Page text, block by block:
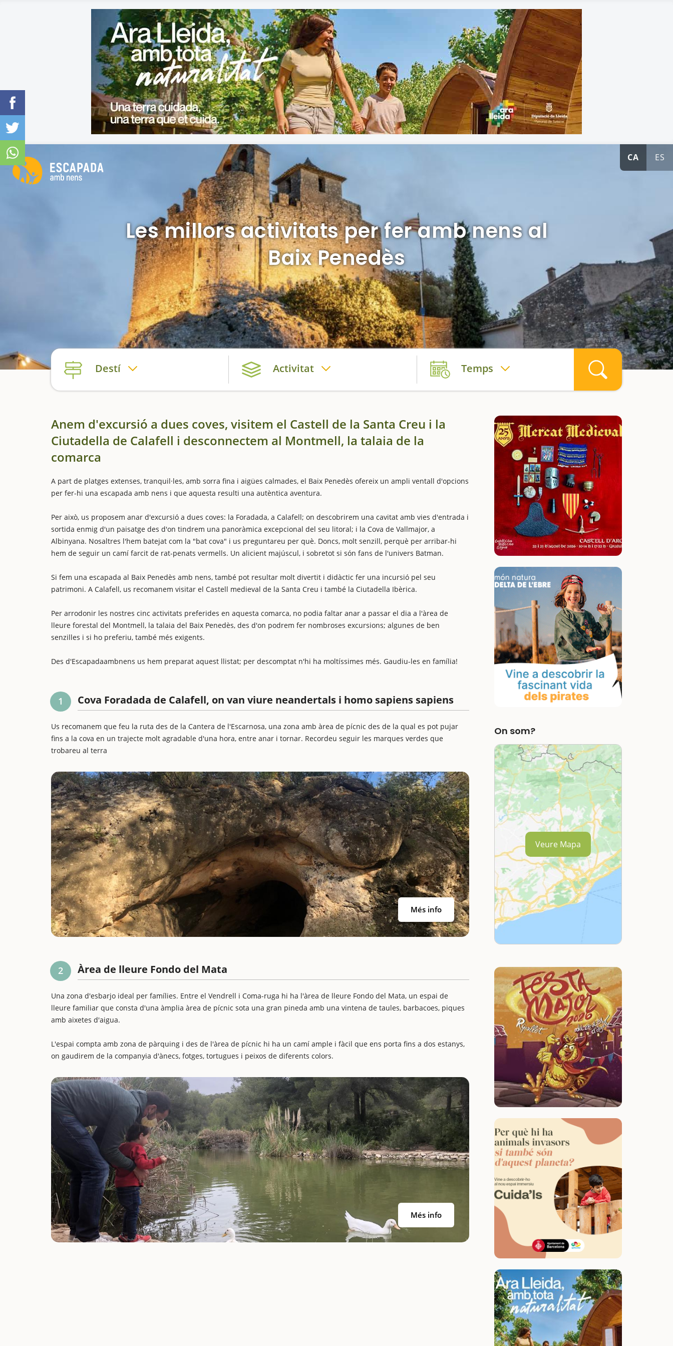
CA ES
Les millors activitats per fer amb nens al
Baix Penedès
Destí Activitat Temps
Anem d'excursió a dues coves, visitem el Castell de la Santa Creu i la
Ciutadella de Calafell i desconnectem al Montmell, la talaia de la
comarca
A part de platges extenses, tranquil·les, amb sorra fina i aigües calmades, el Baix Penedès ofereix un ampli ventall d'opcions
per fer-hi una escapada amb nens i que aquesta resulti una autèntica aventura.
Per això, us proposem anar d'excursió a dues coves: la Foradada, a Calafell; on descobrirem una cavitat amb vies d'entrada i
sortida enmig d'un paisatge des d'on tindrem una panoràmica excepcional del seu litoral; i la Cova de Vallmajor, a
Albinyana. Nosaltres l'hem batejat com la "bat cova" i us preguntareu per què. Doncs, molt senzill, perquè per arribar-hi
hem de seguir un camí farcit de rat-penats vermells. Un alicient majúscul, i sobretot si són fans de l'univers Batman.
Si fem una escapada al Baix Penedès amb nens, també pot resultar molt divertit i didàctic fer una incursió pel seu
patrimoni. A Calafell, us recomanem visitar el Castell medieval de la Santa Creu i també la Ciutadella Ibèrica.
Per arrodonir les nostres cinc activitats preferides en aquesta comarca, no podia faltar anar a passar el dia a l'àrea de
lleure forestal del Montmell, la talaia del Baix Penedès, des d'on podrem fer nombroses excursions; algunes de ben
senzilles i si ho preferiu, també més exigents.
Des d'Escapadaambnens us hem preparat aquest llistat; per descomptat n'hi ha moltíssimes més. Gaudiu-les en família!
1 Cova Foradada de Calafell, on van viure neandertals i homo sapiens sapiens
Us recomanem que feu la ruta des de la Cantera de l'Escarnosa, una zona amb àrea de pícnic des de la qual es pot pujar
fins a la cova en un trajecte molt agradable d'una hora, entre anar i tornar. Recordeu seguir les marques verdes que
trobareu al terra
Més info
2 Àrea de lleure Fondo del Mata
Una zona d'esbarjo ideal per famílies. Entre el Vendrell i Coma-ruga hi ha l'àrea de lleure Fondo del Mata, un espai de
lleure familiar que consta d'una àmplia àrea de pícnic sota una gran pineda amb una vintena de taules, barbacoes, piques
amb aixetes d'aigua.
L'espai compta amb zona de pàrquing i des de l'àrea de pícnic hi ha un camí ample i fàcil que ens porta fins a dos estanys,
on gaudirem de la companyia d'ànecs, fotges, tortugues i peixos de diferents colors.
Més info
On som?
Veure Mapa